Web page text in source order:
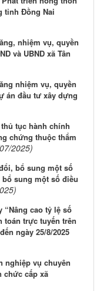
tỉnh Đồng Nai
nhiệm vụ, quyền
và UBND xã Tân
nhiệm vụ, quyền
án đầu tư xây dựng
tục hành chính
chứng thuộc thẩm
2025)
bổ sung một số
sung một số điều
“Nâng cao tỷ lệ số
toán trực tuyến trên
ngày 25/8/2025
nghiệp vụ chuyên
chức cấp xã